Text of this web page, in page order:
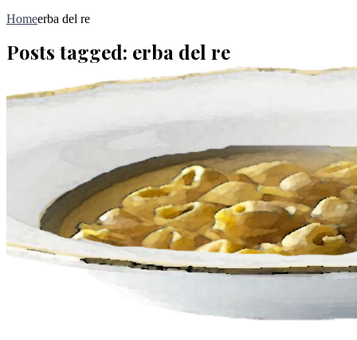
Homeerba del re
Posts tagged: erba del re